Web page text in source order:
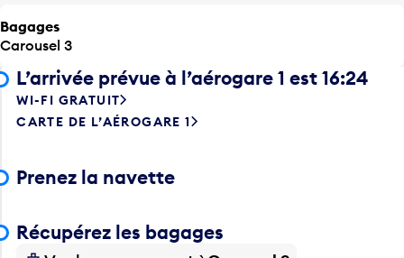
Carousel 3
L’arrivée prévue à l’aérogare 1 est 16:24
WI-FI GRATUIT
CARTE DE L’AÉROGARE 1
Vos bagages seront àCarousel 3